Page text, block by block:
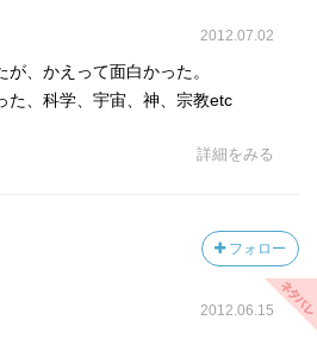
2012.07.02
、かえって面白かった。
た、科学、宇宙、神、宗教etc
詳細をみる
フォロー
2012.06.15